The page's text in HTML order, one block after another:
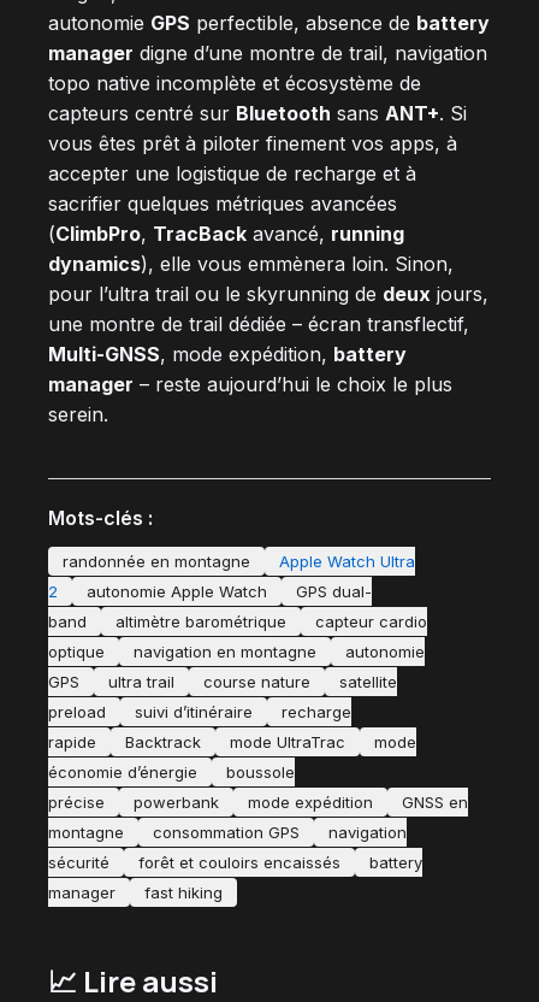
autonomie GPS perfectible, absence de battery
manager digne d’une montre de trail, navigation
topo native incomplète et écosystème de
capteurs centré sur Bluetooth sans ANT+. Si
vous êtes prêt à piloter finement vos apps, à
accepter une logistique de recharge et à
sacrifier quelques métriques avancées
(ClimbPro, TracBack avancé, running
dynamics), elle vous emmènera loin. Sinon,
pour l’ultra trail ou le skyrunning de deux jours,
une montre de trail dédiée – écran transflectif,
Multi-GNSS, mode expédition, battery
manager – reste aujourd’hui le choix le plus
serein.
Mots-clés :
randonnée en montagne
Apple Watch Ultra
2
autonomie Apple Watch
GPS dual-
band
altimètre barométrique
capteur cardio
optique
navigation en montagne
autonomie
GPS
ultra trail course nature
satellite
preload
suivi d’itinéraire
recharge
rapide
Backtrack mode UltraTrac
mode
économie d’énergie
boussole
précise
powerbank mode expédition
GNSS en
montagne
consommation GPS
navigation
sécurité
forêt et couloirs encaissés
battery
manager
fast hiking
📈 Lire aussi